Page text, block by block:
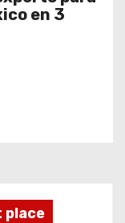
en 3
place